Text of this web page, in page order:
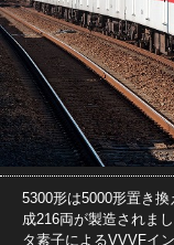
5300形は5000形置き
成216両が製造されま
タ素子によるVVVFイ